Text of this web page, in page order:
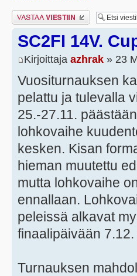
Lähetä vastaus
SC2FI 14V.
Kirjoittaja azhrak » 23
Vuositurnauksen
pelattu ja tulevalla
25.-27.11.
lohkovaihe
kesken. Kisan
hieman muutettu
mutta lohkovaihe
ennallaan.
peleissä alkavat
finaalipäivään
Turnauksen